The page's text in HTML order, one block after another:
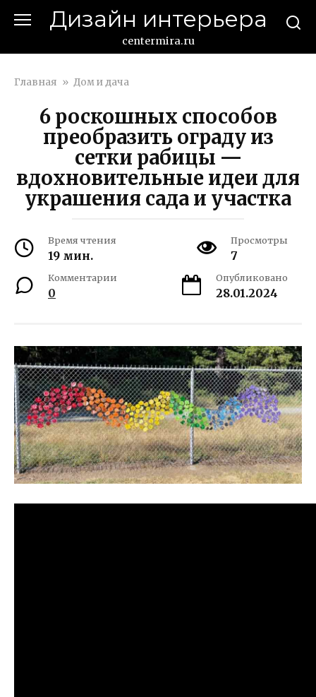
Дизайн интерьера
centermira.ru
Главная » Дом и дача
6 роскошных способов
преобразить ограду из
сетки рабицы —
вдохновительные идеи для
украшения сада и участка
Время чтения
19 мин.
Просмотры
7
Комментарии
0
Опубликовано
28.01.2024